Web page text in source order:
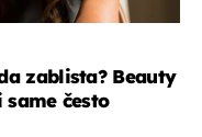
zablista? Beauty
često